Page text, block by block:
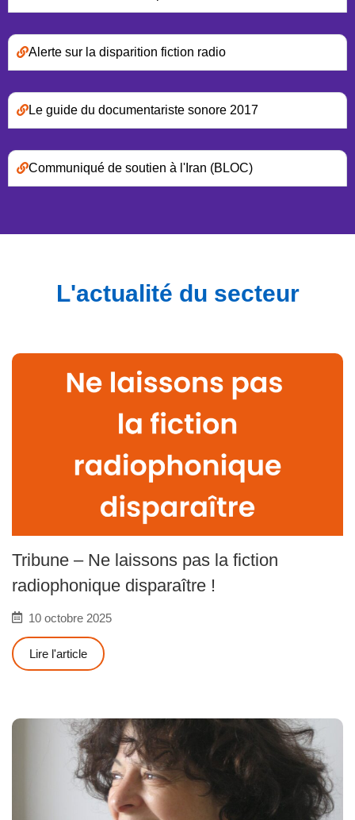
Alerte sur la disparition fiction radio
Le guide du documentariste sonore 2017
Communiqué de soutien à l'Iran (BLOC)
L'actualité du secteur
Tribune – Ne laissons pas la fiction
radiophonique disparaître !
10 octobre 2025
Lire l'article